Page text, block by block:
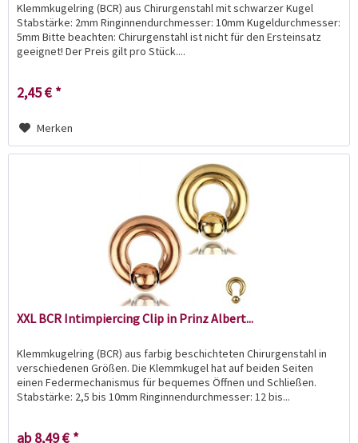
Klemmkugelring (BCR) aus Chirurgenstahl mit schwarzer Kugel
Stabstärke: 2mm Ringinnendurchmesser: 10mm Kugeldurchmesser:
5mm Bitte beachten: Chirurgenstahl ist nicht für den Ersteinsatz
geeignet! Der Preis gilt pro Stück....
2,45 € *
Merken
XXL BCR Intimpiercing Clip in Prinz Albert...
Klemmkugelring (BCR) aus farbig beschichteten Chirurgenstahl in
verschiedenen Größen. Die Klemmkugel hat auf beiden Seiten
einen Federmechanismus für bequemes Öffnen und Schließen.
Stabstärke: 2,5 bis 10mm Ringinnendurchmesser: 12 bis...
ab 8,49 € *